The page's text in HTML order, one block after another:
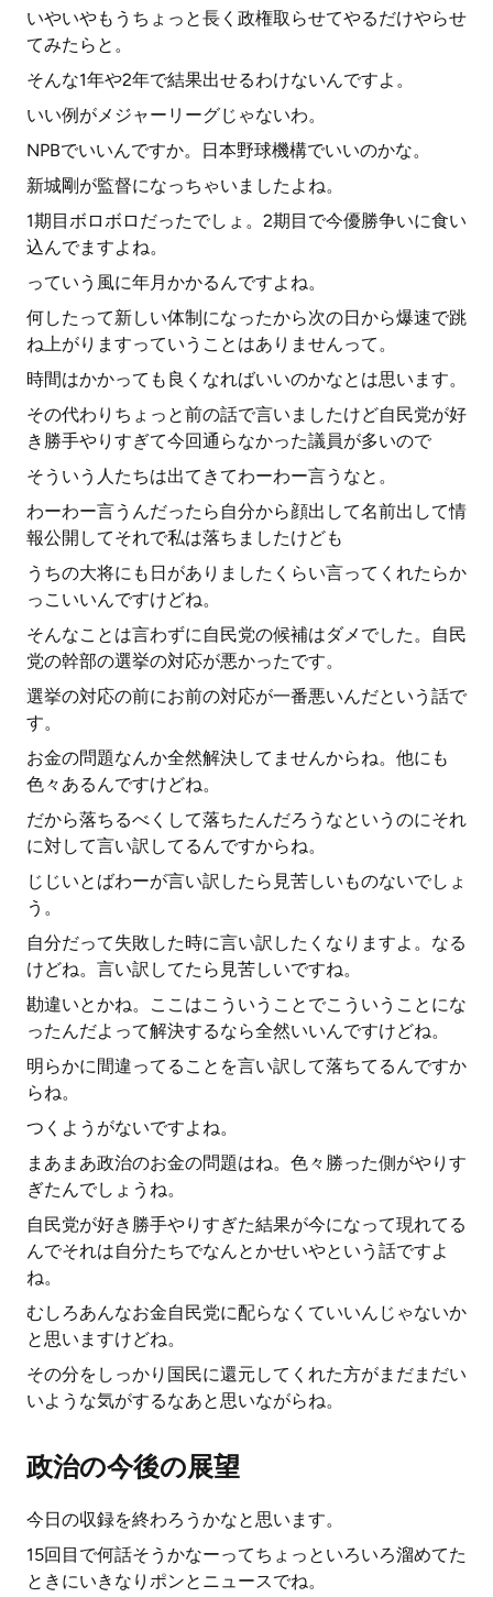
いやいやもうちょっと長く政権取らせてやるだけやらせ
てみたらと。
そんな1年や2年で結果出せるわけないんですよ。
いい例がメジャーリーグじゃないわ。
NPBでいいんですか。日本野球機構でいいのかな。
新城剛が監督になっちゃいましたよね。
1期目ボロボロだったでしょ。2期目で今優勝争いに食い
込んでますよね。
っていう風に年月かかるんですよね。
何したって新しい体制になったから次の日から爆速で跳
ね上がりますっていうことはありませんって。
時間はかかっても良くなればいいのかなとは思います。
その代わりちょっと前の話で言いましたけど自民党が好
き勝手やりすぎて今回通らなかった議員が多いので
そういう人たちは出てきてわーわー言うなと。
わーわー言うんだったら自分から顔出して名前出して情
報公開してそれで私は落ちましたけども
うちの大将にも日がありましたくらい言ってくれたらか
っこいいんですけどね。
そんなことは言わずに自民党の候補はダメでした。自民
党の幹部の選挙の対応が悪かったです。
選挙の対応の前にお前の対応が一番悪いんだという話で
す。
お金の問題なんか全然解決してませんからね。他にも
色々あるんですけどね。
だから落ちるべくして落ちたんだろうなというのにそれ
に対して言い訳してるんですからね。
じじいとばわーが言い訳したら見苦しいものないでしょ
う。
自分だって失敗した時に言い訳したくなりますよ。なる
けどね。言い訳してたら見苦しいですね。
勘違いとかね。ここはこういうことでこういうことにな
ったんだよって解決するなら全然いいんですけどね。
明らかに間違ってることを言い訳して落ちてるんですか
らね。
つくようがないですよね。
まあまあ政治のお金の問題はね。色々勝った側がやりす
ぎたんでしょうね。
自民党が好き勝手やりすぎた結果が今になって現れてる
んでそれは自分たちでなんとかせいやという話ですよ
ね。
むしろあんなお金自民党に配らなくていいんじゃないか
と思いますけどね。
その分をしっかり国民に還元してくれた方がまだまだい
いような気がするなあと思いながらね。
政治の今後の展望
今日の収録を終わろうかなと思います。
15回目で何話そうかなーってちょっといろいろ溜めてた
ときにいきなりポンとニュースでね。